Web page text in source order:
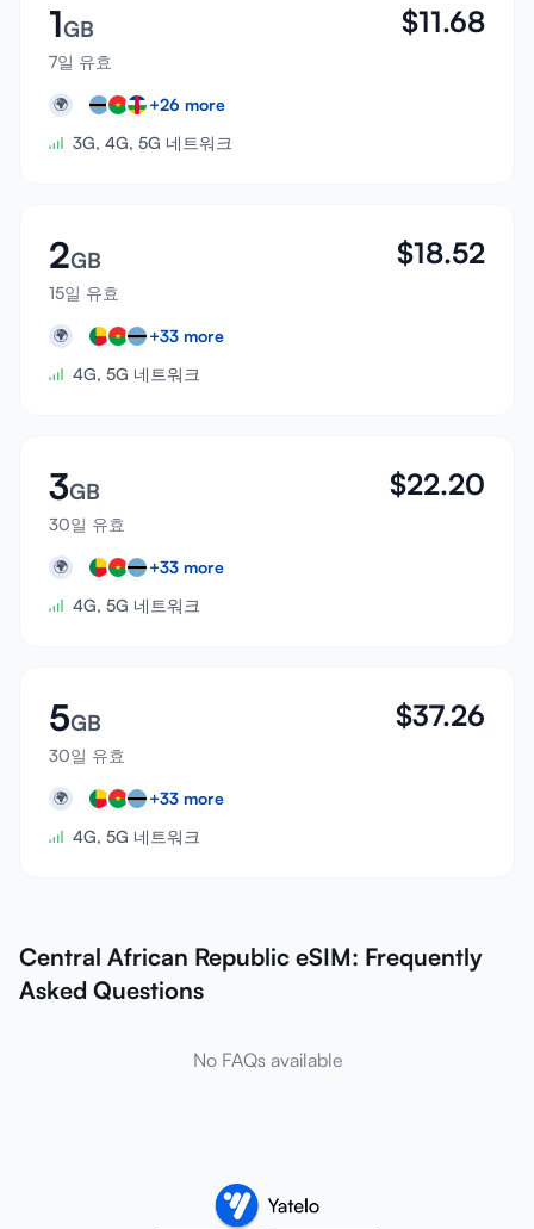
1GB
7일 유효
$11.68
🌍 +26 more
3G, 4G, 5G 네트워크
2GB
15일 유효
$18.52
🌍 +33 more
4G, 5G 네트워크
3GB
30일 유효
$22.20
🌍 +33 more
4G, 5G 네트워크
5GB
30일 유효
$37.26
🌍 +33 more
4G, 5G 네트워크
Central African Republic eSIM: Frequently
Asked Questions
No FAQs available